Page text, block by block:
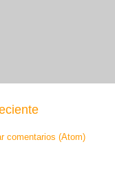
comentarios (Atom)